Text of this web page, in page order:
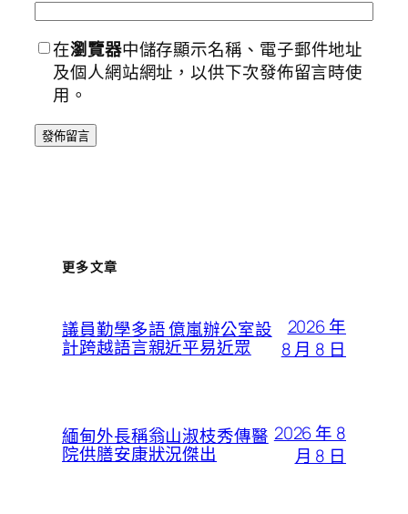
在瀏覽器中儲存顯示名稱、電子郵件地址
及個人網站網址，以供下次發佈留言時使
用。
更多文章
議員勤學多語 億嵐辦公室設
計跨越語言親近平易近眾
2026 年
8 月 8 日
緬甸外長稱翁山淑枝秀傳醫
院供膳安康狀況傑出
2026 年 8
月 8 日